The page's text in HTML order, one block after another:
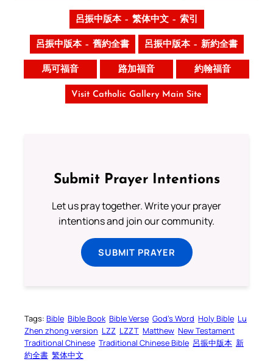
呂振中版本 – 繁体中文 – 索引
呂振中版本 – 舊約全書 呂振中版本 – 新約全書
馬可福音 路加福音 約翰福音
Visit Catholic Gallery Main Site
Submit Prayer Intentions
Let us pray together. Write your prayer
intentions and join our community.
SUBMIT PRAYER
Tags: Bible Bible Book Bible Verse God’s Word Holy Bible Lu
Zhen zhong version LZZ LZZT Matthew New Testament
Traditional Chinese Traditional Chinese Bible 呂振中版本 新
約全書 繁体中文